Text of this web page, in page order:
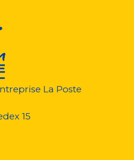
La Poste
15